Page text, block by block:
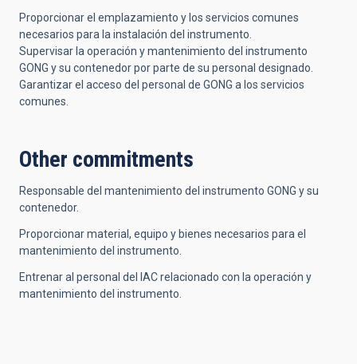
Proporcionar el emplazamiento y los servicios comunes
necesarios para la instalación del instrumento.
Supervisar la operación y mantenimiento del instrumento
GONG y su contenedor por parte de su personal designado.
Garantizar el acceso del personal de GONG a los servicios
comunes.
Other commitments
Responsable del mantenimiento del instrumento GONG y su
contenedor.
Proporcionar material, equipo y bienes necesarios para el
mantenimiento del instrumento.
Entrenar al personal del IAC relacionado con la operación y
mantenimiento del instrumento.